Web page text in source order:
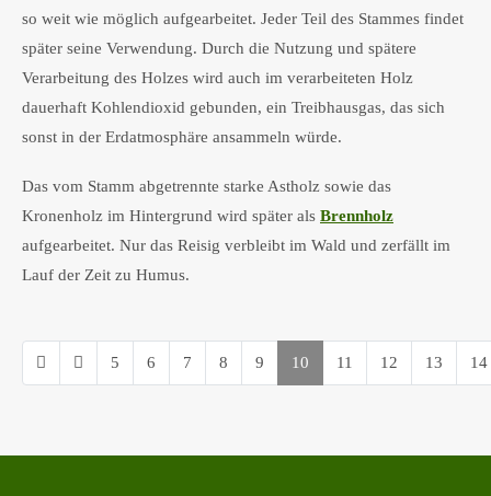
so weit wie möglich aufgearbeitet. Jeder Teil des Stammes findet
später seine Verwendung. Durch die Nutzung und spätere
Verarbeitung des Holzes wird auch im verarbeiteten Holz
dauerhaft Kohlendioxid gebunden, ein Treibhausgas, das sich
sonst in der Erdatmosphäre ansammeln würde.
Das vom Stamm abgetrennte starke Astholz sowie das
Kronenholz im Hintergrund wird später als Brennholz
aufgearbeitet. Nur das Reisig verbleibt im Wald und zerfällt im
Lauf der Zeit zu Humus.
Seite 10 von 22
5 6 7 8 9 10 11 12 13 14